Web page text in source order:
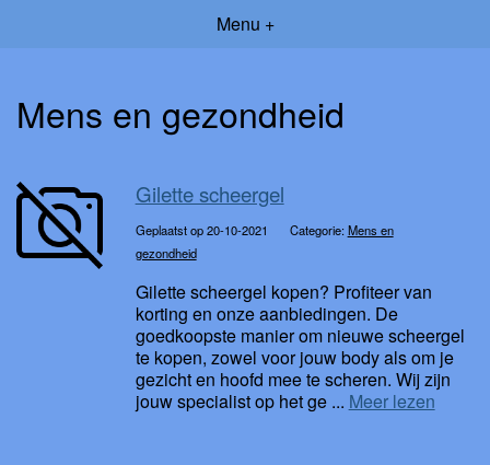
Menu +
Mens en gezondheid
Gilette scheergel
Geplaatst op 20-10-2021 Categorie:Mens en
gezondheid
Gilette scheergel kopen? Profiteer van
korting en onze aanbiedingen. De
goedkoopste manier om nieuwe scheergel
te kopen, zowel voor jouw body als om je
gezicht en hoofd mee te scheren. Wij zijn
jouw specialist op het ge ... Meer lezen